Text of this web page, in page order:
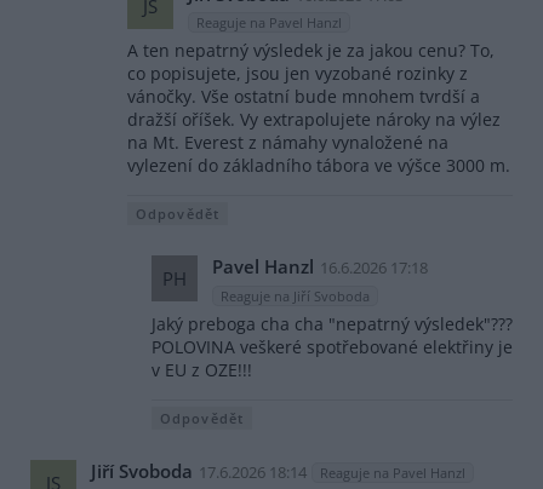
JS
Reaguje na Pavel Hanzl
A ten nepatrný výsledek je za jakou cenu? To,
co popisujete, jsou jen vyzobané rozinky z
vánočky. Vše ostatní bude mnohem tvrdší a
dražší oříšek. Vy extrapolujete nároky na výlez
na Mt. Everest z námahy vynaložené na
vylezení do základního tábora ve výšce 3000 m.
Odpovědět
PH Pavel Hanzl 16.6.2026 17:18
Reaguje na Jiří Svoboda
Jaký preboga cha cha "nepatrný výsledek"???
POLOVINA veškeré spotřebované elektřiny je
v EU z OZE!!!
Odpovědět
JS Jiří Svoboda 17.6.2026 18:14 Reaguje na Pavel Hanzl